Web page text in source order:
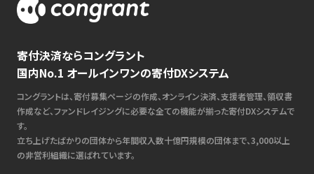
寄付決済ならコングラント
国内No.1 オールインワンの寄付DXシステム
コングラントは、寄付募集ページの作成、オンライン決済、支援者管理、領収書
作成など、ファンドレイジングに必要な全ての機能が揃った寄付DXシステムで
す。
立ち上げたばかりの団体から年間収入数十億円規模の団体まで、3,000以上
の非営利組織に選ばれています。